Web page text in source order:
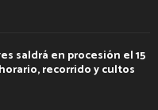
saldrá en procesión el 15
recorrido y cultos